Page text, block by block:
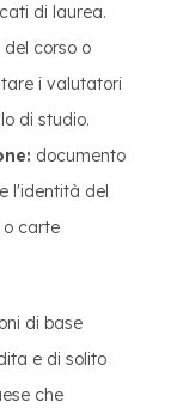
di laurea.
corso o
i valutatori
di studio.
documento
l'identità del
o carte
di base
e di solito
che